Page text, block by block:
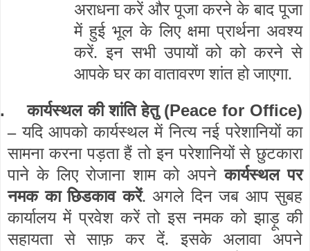
अराधना करें और पूजा करने के बाद पूजा
में हुई भूल के लिए क्षमा प्रार्थना अवश्य
करें. इन सभी उपायों को को करने से
आपके घर का वातावरण शांत हो जाएगा.
कार्यस्थल की शांति हेतु (Peace for Office)
–यदि आपको कार्यस्थल में नित्य नई परेशानियों का
सामना करना पड़ता हैं तो इन परेशानियों से छुटकारा
पाने के लिए रोजाना शाम को अपनेकार्यस्थल पर
नमक का छिडकाव करें. अगले दिन जब आप सुबह
कार्यालय में प्रवेश करें तो इस नमक को झाड़ू की
सहायता से साफ़ कर दें. इसके अलावा अपने